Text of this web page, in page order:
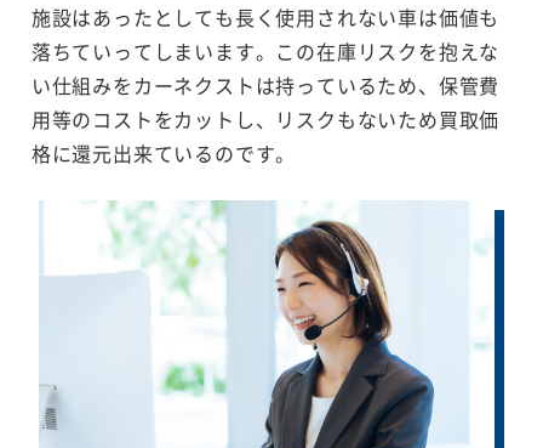
施設はあったとしても長く使用されない車は価値も
落ちていってしまいます。この在庫リスクを抱えな
い仕組みをカーネクストは持っているため、保管費
用等のコストをカットし、リスクもないため買取価
格に還元出来ているのです。